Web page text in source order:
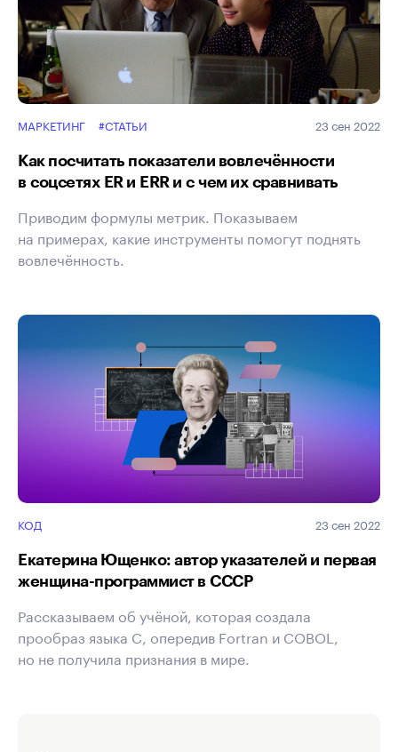
МАРКЕТИНГ #СТАТЬИ 23 сен 2022
Как посчитать показатели вовлечённости
в соцсетях ER и ERR и с чем их сравнивать
Приводим формулы метрик. Показываем
на примерах, какие инструменты помогут поднять
вовлечённость.
КОД 23 сен 2022
Екатерина Ющенко: автор указателей и первая
женщина-программист в СССР
Рассказываем об учёной, которая создала
прообраз языка C, опередив Fortran и COBOL,
но не получила признания в мире.